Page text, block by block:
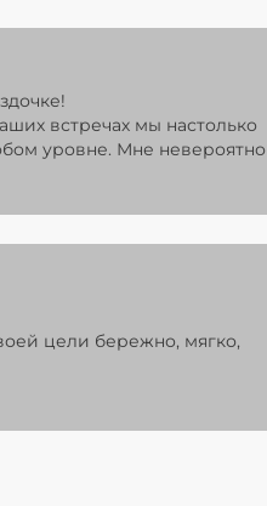
встречах мы настолько
уровне. Мне невероятно
цели бережно, мягко,